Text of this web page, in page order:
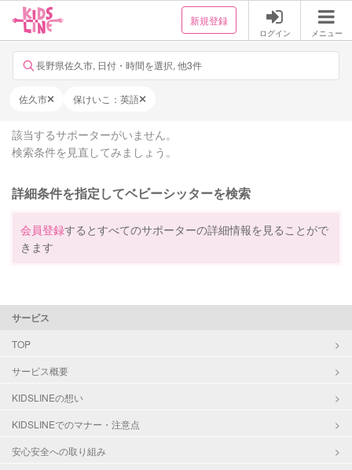
新規登録
ログイン メニュー
長野県佐久市, 日付・時間を選択, 他3件
佐久市 保けいこ：英語
該当するサポーターがいません。
検索条件を見直してみましょう。
詳細条件を指定してベビーシッターを検索
会員登録するとすべてのサポーターの詳細情報を見ることがで
きます
サービス
TOP
サービス概要
KIDSLINEの想い
KIDSLINEでのマナー・注意点
安心安全への取り組み